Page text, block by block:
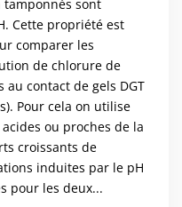
sont
Cette propriété est
comparer les
de chlorure de
contact de gels DGT
Pour cela on utilise
ou proches de la
croissants de
induites par le pH
pour les deux...